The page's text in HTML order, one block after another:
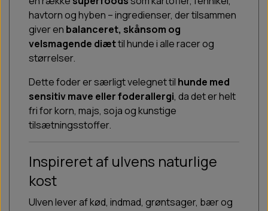
havtorn og hyben – ingredienser, der tilsammen
giver en balanceret, skånsom og
velsmagende diættil hunde i alle racer og
størrelser.
Dette foder er særligt velegnet til hunde med
sensitiv mave eller foderallergi, da det er helt
fri for korn, majs, soja og kunstige
tilsætningsstoffer.
Inspireret af ulvens naturlige
kost
Ulven lever af kød, indmad, grøntsager, bær og